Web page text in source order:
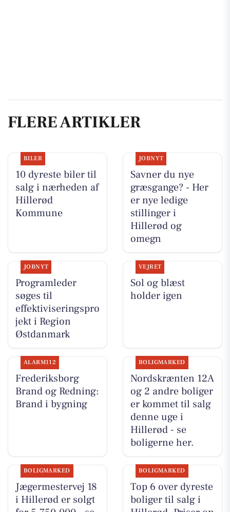
FLERE ARTIKLER
BILER
10 dyreste biler til
salg i nærheden af
Hillerød
Kommune
JOBNYT
Savner du nye
græsgange? - Her
er nye ledige
stillinger i
Hillerød og
omegn
JOBNYT
Programleder
søges til
effektiviseringspro
jekt i Region
Østdanmark
VEJRET
Sol og blæst
holder igen
ALARM112
Frederiksborg
Brand og Redning:
Brand i bygning
BOLIGMARKED
Nordskrænten 12A
og 2 andre boliger
er kommet til salg
denne uge i
Hillerød - se
boligerne her.
BOLIGMARKED
Jægermestervej 18
i Hillerød er solgt
BOLIGMARKED
Top 6 over dyreste
boliger til salg i